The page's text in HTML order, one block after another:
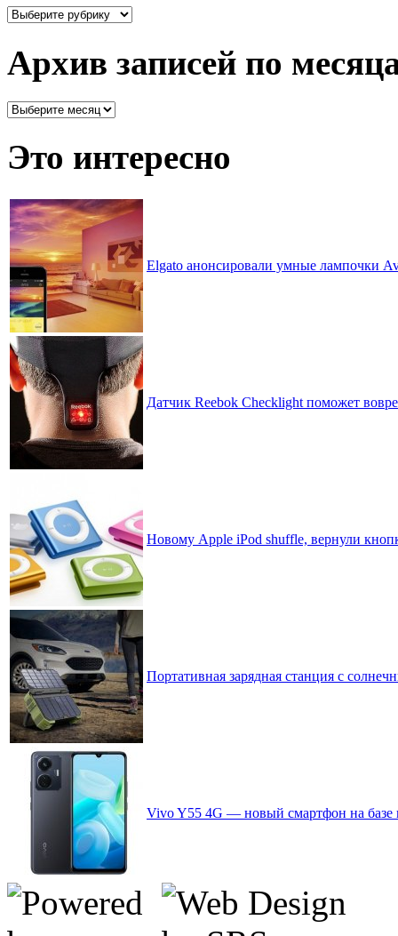
Здесь
Архив записей по
Архив
месяцам
Это интересно
Elgato анонсировали умные лампочки
Датчик Reebok Checklight поможет
Новому Apple iPod shuffle, вернули
Портативная зарядная станция с
Vivo Y55 4G — новый смартфон на базе